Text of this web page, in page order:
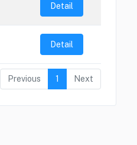
Detail
Detail
Previous 1 Next